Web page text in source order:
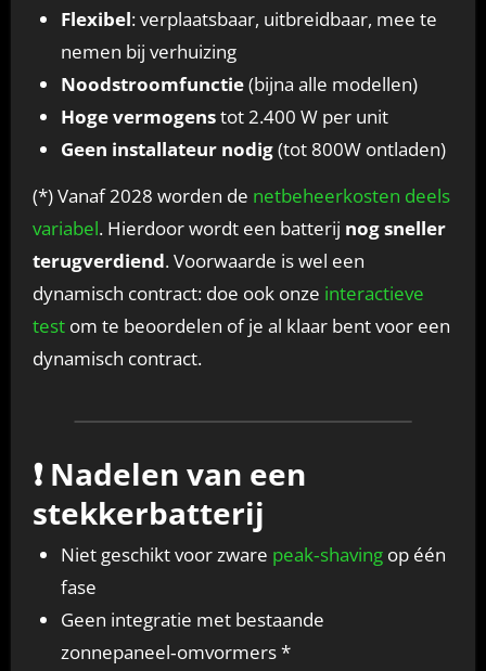
Flexibel: verplaatsbaar, uitbreidbaar, mee te
nemen bij verhuizing
Noodstroomfunctie(bijna alle modellen)
Hoge vermogenstot 2.400 W per unit
Geen installateur nodig(tot 800W ontladen)
(*) Vanaf 2028 worden de netbeheerkosten deels
variabel. Hierdoor wordt een batterij nog sneller
terugverdiend. Voorwaarde is wel een
dynamisch contract: doe ook onze interactieve
testom te beoordelen of je al klaar bent voor een
dynamisch contract.
❗ Nadelen van een
stekkerbatterij
Niet geschikt voor zware peak‑shavingop één
fase
Geen integratie met bestaande
zonnepaneel‑omvormers *